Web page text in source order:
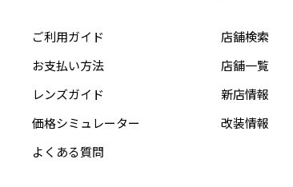
ご利用ガイド
お支払い方法
レンズガイド
価格シミュレーター
よくある質問
店舗検索
店舗一覧
新店情報
改装情報